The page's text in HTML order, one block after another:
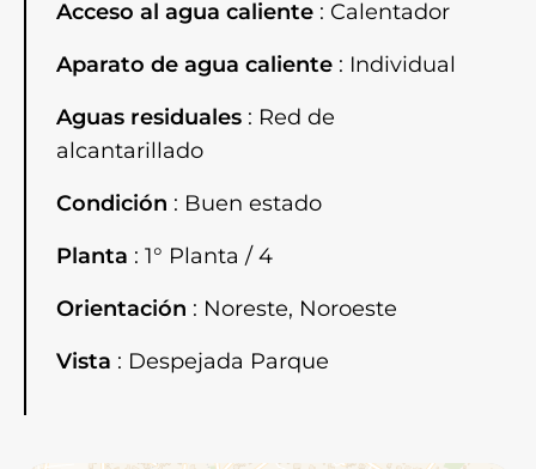
Acceso al agua caliente
Calentador
Aparato de agua caliente
Individual
Aguas residuales
Red de
alcantarillado
Condición
Buen estado
Planta
1° Planta / 4
Orientación
Noreste, Noroeste
Vista
Despejada Parque